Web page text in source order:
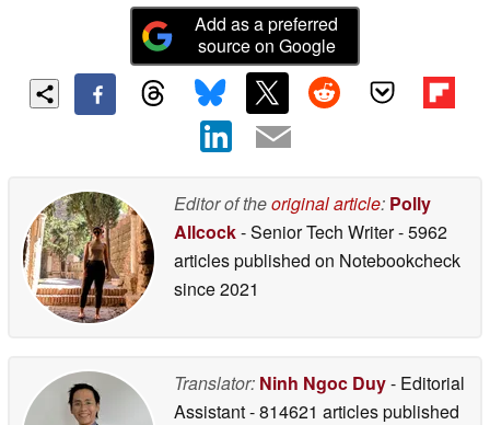
Add as a preferred
source on Google
Editor of theoriginal article: Polly
Allcock- Senior Tech Writer- 5962
articles published on Notebookcheck
since 2021
Translator: Ninh Ngoc Duy- Editorial
Assistant- 814621 articles published